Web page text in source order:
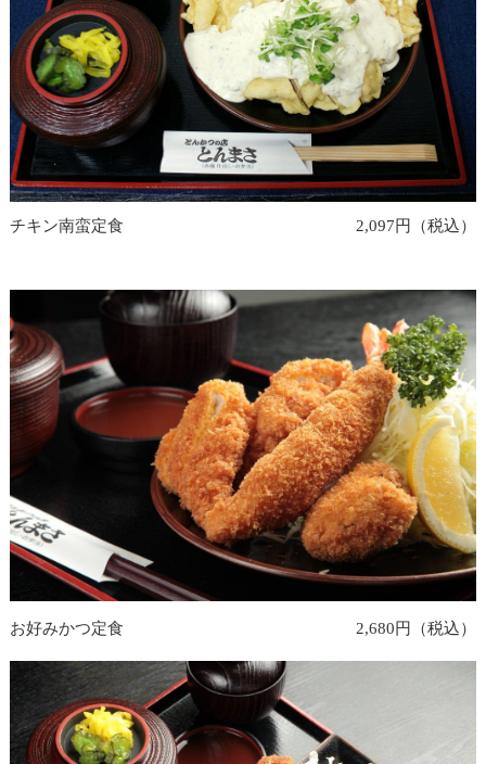
チキン南蛮定食 2,097円（税込）
お好みかつ定食 2,680円（税込）